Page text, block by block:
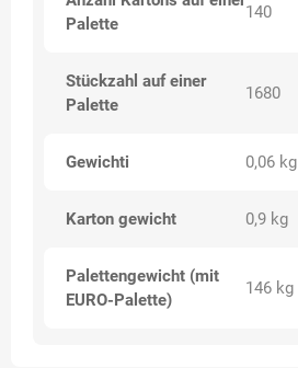
Palette
140
Stückzahl auf einer
Palette
1680
Gewichti 0,06 kg
Karton gewicht 0,9 kg
Palettengewicht (mit
EURO-Palette)
146 kg